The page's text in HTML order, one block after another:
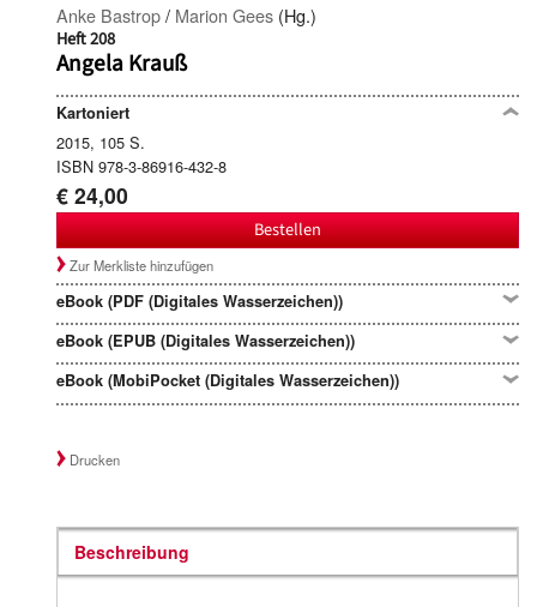
Anke Bastrop/ Marion Gees (Hg.)
Heft 208
Angela Krauß
Kartoniert
2015, 105 S.
ISBN 978-3-86916-432-8
€ 24,00
Bestellen
Zur Merkliste hinzufügen
eBook (PDF (Digitales Wasserzeichen))
eBook (EPUB (Digitales Wasserzeichen))
eBook (MobiPocket (Digitales Wasserzeichen))
Drucken
Beschreibung